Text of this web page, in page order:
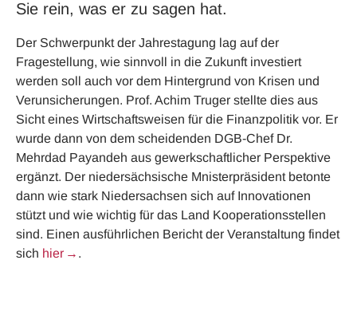
Sie rein, was er zu sagen hat.
Der Schwerpunkt der Jahrestagung lag auf der
Fragestellung, wie sinnvoll in die Zukunft investiert
werden soll auch vor dem Hintergrund von Krisen und
Verunsicherungen. Prof. Achim Truger stellte dies aus
Sicht eines Wirtschaftsweisen für die Finanzpolitik vor. Er
wurde dann von dem scheidenden DGB-Chef Dr.
Mehrdad Payandeh aus gewerkschaftlicher Perspektive
ergänzt. Der niedersächsische Mnisterpräsident betonte
dann wie stark Niedersachsen sich auf Innovationen
stützt und wie wichtig für das Land Kooperationsstellen
sind. Einen ausführlichen Bericht der Veranstaltung findet
sich hier .